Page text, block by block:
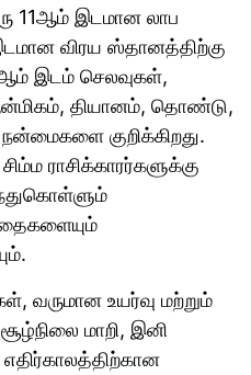
11ஆம் இடமான லாப
விரய ஸ்தானத்திற்கு
இடம் செலவுகள்,
தியானம், தொண்டு,
குறிக்கிறது.
ராசிக்காரர்களுக்கு
வருமான உயர்வு மற்றும்
மாறி, இனி
எதிர்காலத்திற்கான